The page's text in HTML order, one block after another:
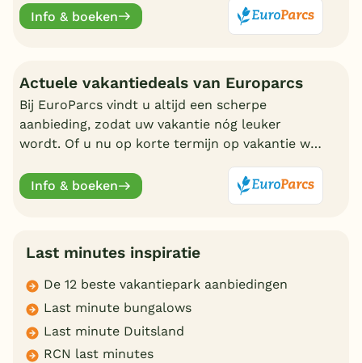
eigen bungalow
Info & boeken
Actuele vakantiedeals van Europarcs
Bij EuroParcs vindt u altijd een scherpe
aanbieding, zodat uw vakantie nóg leuker
wordt. Of u nu op korte termijn op vakantie wilt
actuele vakantiedeals.
Info & boeken
Last minutes inspiratie
De 12 beste vakantiepark aanbiedingen
Last minute bungalows
Last minute Duitsland
RCN last minutes